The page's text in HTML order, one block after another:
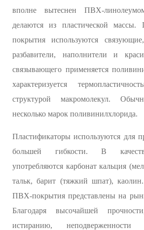
вполне вытеснен ПВХ-
делаются из пластической массы.
покрытия используются
разбавители, наполнители и
связывающего применяется
характеризуется
структурой макромолекул.
несколько марок поливинилхлорида.
Пластификаторы используются для
большей гибкости. В
употребляются карбонат кальция
тальк, барит (тяжкий шпат),
ПВХ-покрытия представлены на
Благодаря высочайшей
истиранию,